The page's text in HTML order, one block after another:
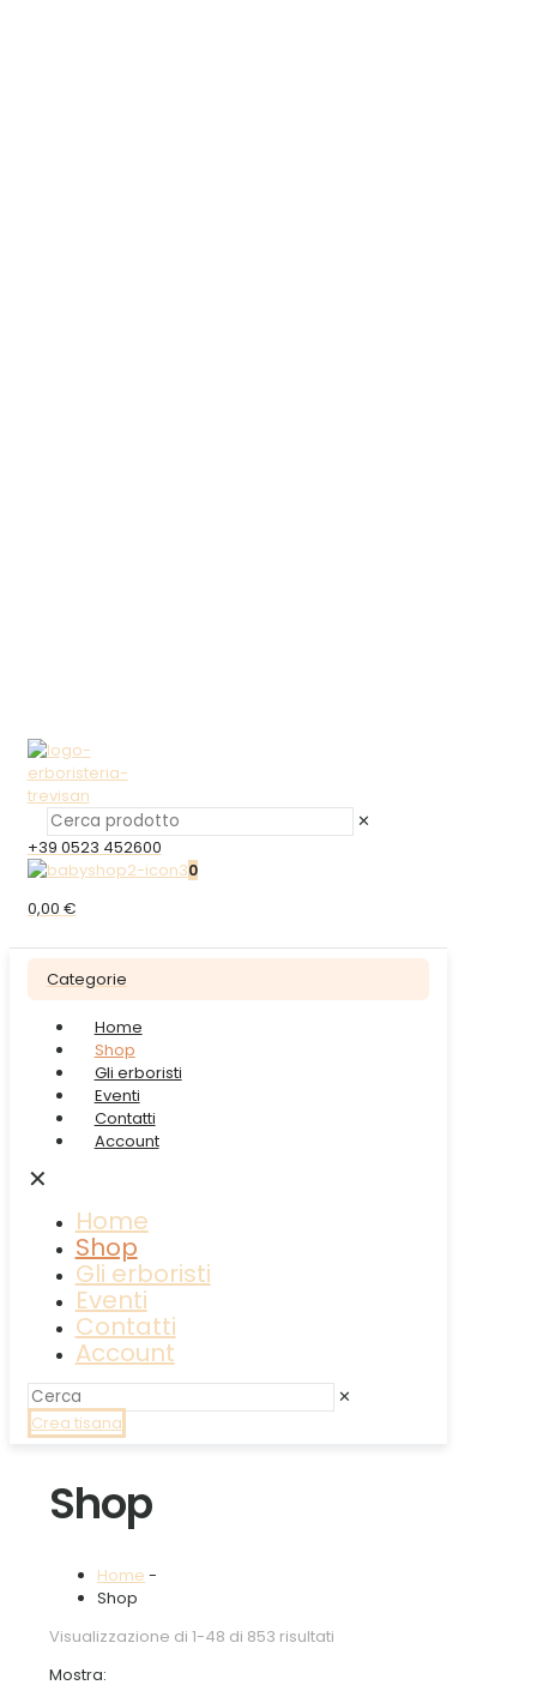
✕
+39 0523 452600
0
0,00 €
Categorie
Home
Shop
Gli erboristi
Eventi
Contatti
Account
✕
Home
Shop
Gli erboristi
Eventi
Contatti
Account
✕
Crea tisana
Shop
Home -
Shop
Visualizzazione di 1-48 di 853 risultati
Mostra: